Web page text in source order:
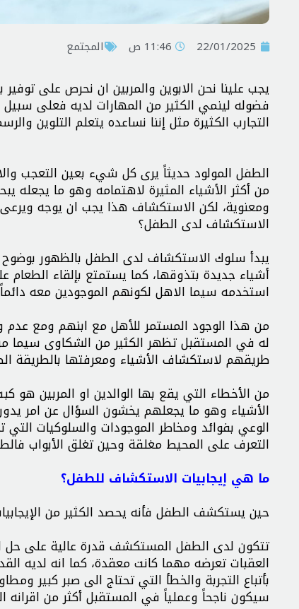
22/01/2025 11:46 ص المجتمع
يجب علينا نحن الابوين والمربين ان نحرص على
فضوله لينمي الكثير من المهارات لديه فعلى
التجارب الكثيرة مثل إننا نساعده يتعلم التلوين
الطفل المولود حديثاً يرى كل شيء بعين التعجب
من أكثر الأشياء المثيرة لاهتمامه وهو ما
ومعنوية، لكن الاستكشاف هذا يجب ان يوجه ويرعى
الاستكشاف لدى الطفل؟
يبدأ سلوك الاستكشاف لدى الطفل بالظهور
أشياء جديدة بتذوقها، كما يستمتع بإلقاء
استخدمه سيما الاهل لكونهم الموجودين معه
من هذا الوجود المستمر للأهل مع ابنهم ومع عدم
له في المستقبل تظهر الكثير من الشكاوى سيما
طريقهم لاستكشاف الأشياء ومعرفتها بالطريقة
من الأخطاء التي يقع بها الوالدين او المربين
الأشياء وهو ما يجعلهم يخشون السؤال عن امر
الوعي بفوائد ومخاطر الموجودات والسلوكيات
التعرف على المحيط مغلقة وحين تغلق الأبواب
ما هي إيجابيات الاستكشاف للطفل؟
حين يستكشف الطفل فأنه يحصد الكثير من
تتكون لدى الطفل المستكشف قدرة عالية على حل
العقبات تعرضه مهما كانت معقدة، كما انه لديه
بأتباع التجربة والخطأ التي تحتاج الى صبر كبير
سيكون ناجحاً وعملياً في المستقبل أكثر من